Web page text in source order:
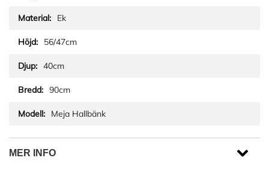
Ek
56/47cm
40cm
90cm
Meja Hallbänk
MER INFO